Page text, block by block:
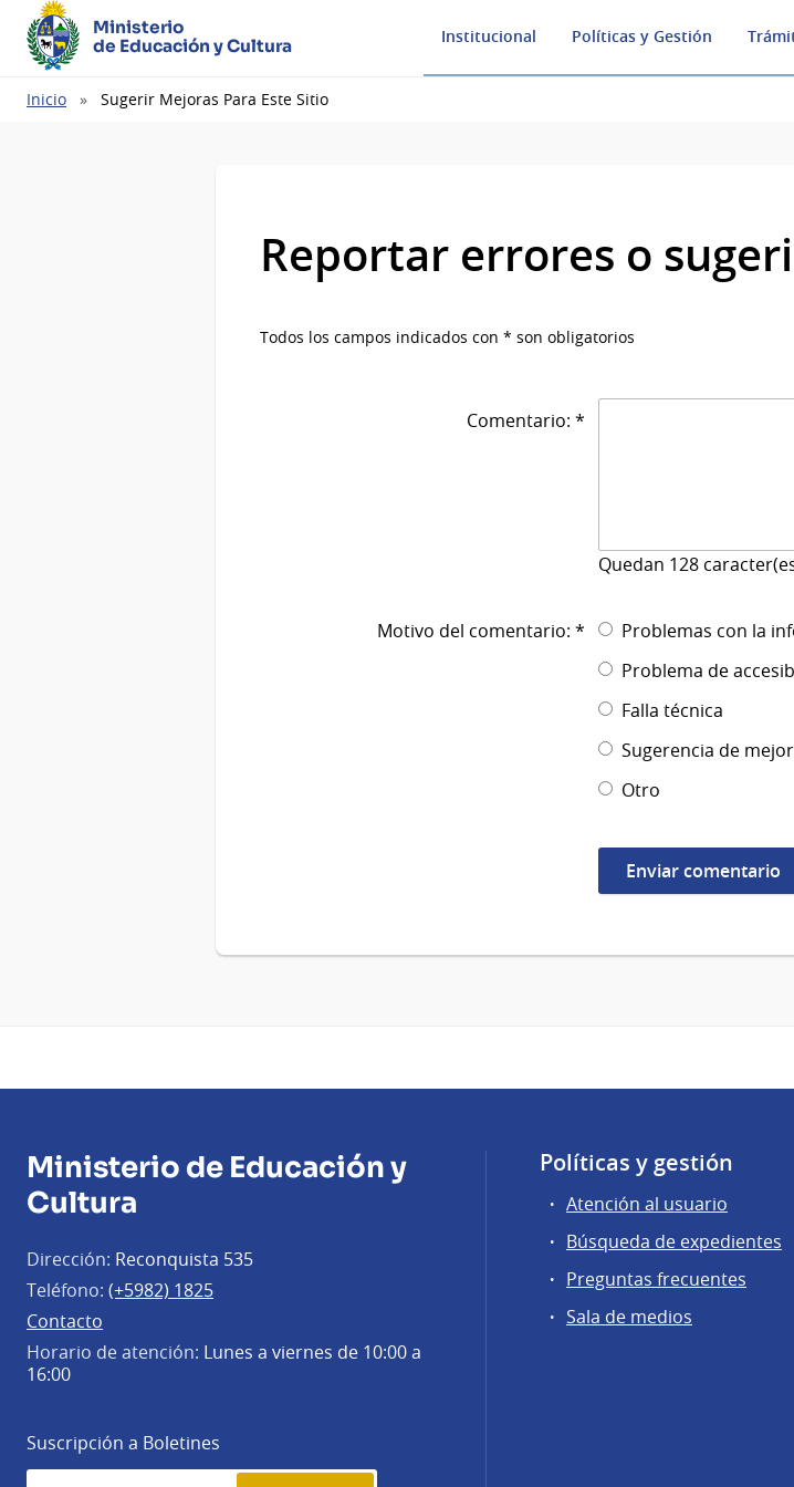
Ministerio
de Educación y Cultura
Institucional Políticas y Gestión
Ruta
Inicio Sugerir Mejoras Para Este Sitio
Reportar errores o
Todos los campos indicados con * son obligatorios
Comentario: *
Quedan 128
Motivo del comentario: *
Problemas con la
Problema de
Falla técnica
Sugerencia de
Otro
Ministerio de Educación y
Cultura
Dirección: Reconquista 535
Teléfono: (+5982) 1825
Contacto
Horario de atención: Lunes a viernes de 10:00 a
16:00
Suscripción a Boletines
Simplenews
Políticas y gestión
Atención al usuario
Búsqueda de expedientes
Preguntas frecuentes
Sala de medios